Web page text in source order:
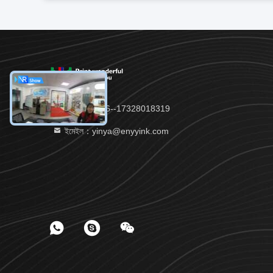
টেলিফোন:：86--17328018319
ইমেইল：yinya@enyyink.com